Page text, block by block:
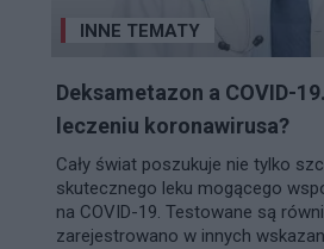
INNE TEMATY
Deksametazon a COVID-
leczeniu koronawirusa?
Cały świat poszukuje nie tylko
skutecznego leku mogącego
na COVID-19. Testowane są
zarejestrowano w innych